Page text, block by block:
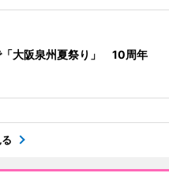
「大阪泉州夏祭り」 10周年